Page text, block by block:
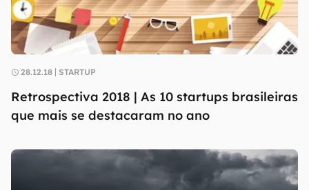
28.12.18 STARTUP
Retrospectiva 2018 | As 10 startups brasileiras
que mais se destacaram no ano